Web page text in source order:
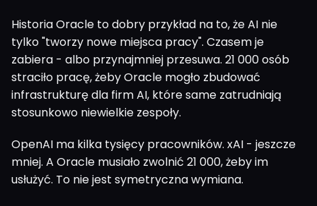
Historia Oracle to dobry przykład na to, że AI nie
tylko "tworzy nowe miejsca pracy". Czasem je
zabiera - albo przynajmniej przesuwa. 21 000 osób
straciło pracę, żeby Oracle mogło zbudować
infrastrukturę dla firm AI, które same zatrudniają
stosunkowo niewielkie zespoły.
OpenAI ma kilka tysięcy pracowników. xAI - jeszcze
mniej. A Oracle musiało zwolnić 21 000, żeby im
usłużyć. To nie jest symetryczna wymiana.